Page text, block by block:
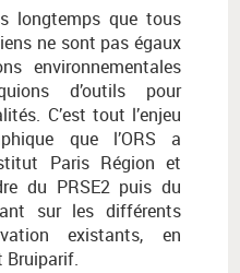
longtemps que tous
ne sont pas égaux
environnementales
d’outils pour
C’est tout l’enjeu
que l’ORS a
Paris Région et
du PRSE2 puis du
sur les différents
existants, en
Bruiparif.